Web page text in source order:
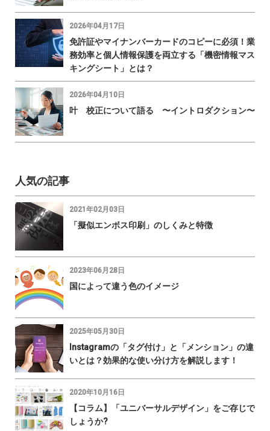
2026年04月17日
免許証やマイナンバーカードのコピーに必須！業
務効率と個人情報保護を両立する「機密情報マス
キングシート」とは？
2026年04月10日
叶 校正について語る 〜イントロダクション〜
人気の記事
2021年02月03日
「擬似エンボス印刷」のしくみと特徴
2023年06月28日
国によって違う色のイメージ
2025年05月30日
Instagramの「タグ付け」と「メンション」の違
いとは？効果的な使い分け方を解説します！
2020年10月16日
【コラム】「ユニバーサルデザイン」をご存じで
しょうか?